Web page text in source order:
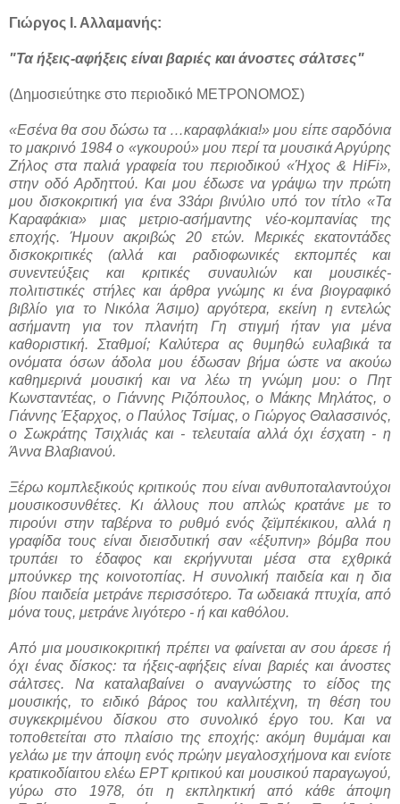
Γιώργος Ι. Αλλαμανής:
"Τα ήξεις-αφήξεις είναι βαριές και άνοστες σάλτσες"
(Δημοσιεύτηκε στο περιοδικό ΜΕΤΡΟΝΟΜΟΣ)
«Εσένα θα σου δώσω τα …καραφλάκια!» μου είπε σαρδόνια
το μακρινό 1984 ο «γκουρού» μου περί τα μουσικά Αργύρης
Ζήλος στα παλιά γραφεία του περιοδικού «Ήχος & HiFi»,
στην οδό Αρδηττού. Και μου έδωσε να γράψω την πρώτη
μου δισκοκριτική για ένα 33άρι βινύλιο υπό τον τίτλο «Τα
Καραφάκια» μιας μετριο-ασήμαντης νέο-κομπανίας της
εποχής. Ήμουν ακριβώς 20 ετών. Μερικές εκατοντάδες
δισκοκριτικές (αλλά και ραδιοφωνικές εκπομπές και
συνεντεύξεις και κριτικές συναυλιών και μουσικές-
πολιτιστικές στήλες και άρθρα γνώμης κι ένα βιογραφικό
βιβλίο για το Νικόλα Άσιμο) αργότερα, εκείνη η εντελώς
ασήμαντη για τον πλανήτη Γη στιγμή ήταν για μένα
καθοριστική. Σταθμοί; Καλύτερα ας θυμηθώ ευλαβικά τα
ονόματα όσων άδολα μου έδωσαν βήμα ώστε να ακούω
καθημερινά μουσική και να λέω τη γνώμη μου: ο Πητ
Κωνσταντέας, ο Γιάννης Ριζόπουλος, ο Μάκης Μηλάτος, ο
Γιάννης Έξαρχος, ο Παύλος Τσίμας, ο Γιώργος Θαλασσινός,
ο Σωκράτης Τσιχλιάς και - τελευταία αλλά όχι έσχατη - η
Άννα Βλαβιανού.
Ξέρω κομπλεξικούς κριτικούς που είναι ανθυποταλαντούχοι
μουσικοσυνθέτες. Κι άλλους που απλώς κρατάνε με το
πιρούνι στην ταβέρνα το ρυθμό ενός ζεϊμπέκικου, αλλά η
γραφίδα τους είναι διεισδυτική σαν «έξυπνη» βόμβα που
τρυπάει το έδαφος και εκρήγνυται μέσα στα εχθρικά
μπούνκερ της κοινοτοπίας. Η συνολική παιδεία και η δια
βίου παιδεία μετράνε περισσότερο. Τα ωδειακά πτυχία, από
μόνα τους, μετράνε λιγότερο - ή και καθόλου.
Από μια μουσικοκριτική πρέπει να φαίνεται αν σου άρεσε ή
όχι ένας δίσκος: τα ήξεις-αφήξεις είναι βαριές και άνοστες
σάλτσες. Να καταλαβαίνει ο αναγνώστης το είδος της
μουσικής, το ειδικό βάρος του καλλιτέχνη, τη θέση του
συγκεκριμένου δίσκου στο συνολικό έργο του. Και να
τοποθετείται στο πλαίσιο της εποχής: ακόμη θυμάμαι και
γελάω με την άποψη ενός πρώην μεγαλοσχήμονα και ενίοτε
κρατικοδίαιτου ελέω ΕΡΤ κριτικού και μουσικού παραγωγού,
γύρω στο 1978, ότι η εκπληκτική από κάθε άποψη